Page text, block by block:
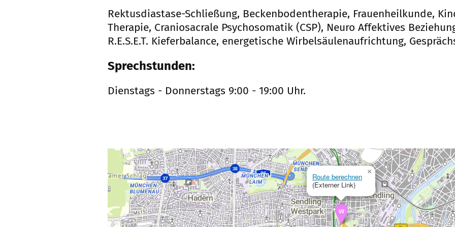
Rektusdiastase-Schließung, Beckenbodentherapie, Frauenheilkunde,
Therapie, Craniosacrale Psychosomatik (CSP), Neuro Affektives
R.E.S.E.T. Kieferbalance, energetische Wirbelsäulenaufrichtung,
Sprechstunden:
Dienstags - Donnerstags 9:00 - 19:00 Uhr.
Route berechnen
(Externer Link)
×